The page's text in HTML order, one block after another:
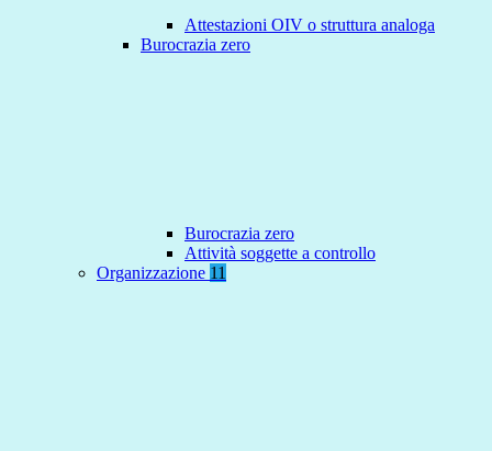
Attestazioni OIV o struttura analoga
Burocrazia zero
Burocrazia zero
Attività soggette a controllo
Organizzazione 11